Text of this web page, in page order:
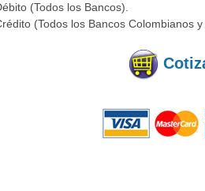
(Todos los Bancos).
(Todos los Bancos Colombianos y